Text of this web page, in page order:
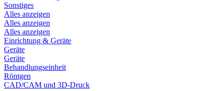
Sonstiges
Alles anzeigen
Alles anzeigen
Alles anzeigen
Einrichtung & Geräte
Geräte
Geräte
Behandlungseinheit
Röntgen
CAD/CAM und 3D-Druck